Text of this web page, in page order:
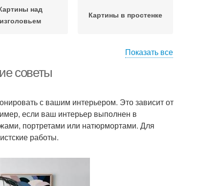
над
изголовьем
Картины в простенке
для
Атмосфера в комнате
Показать все
советы
с вашим интерьером. Это зависит от
если ваш интерьер выполнен в
портретами или натюрмортами. Для
работы.